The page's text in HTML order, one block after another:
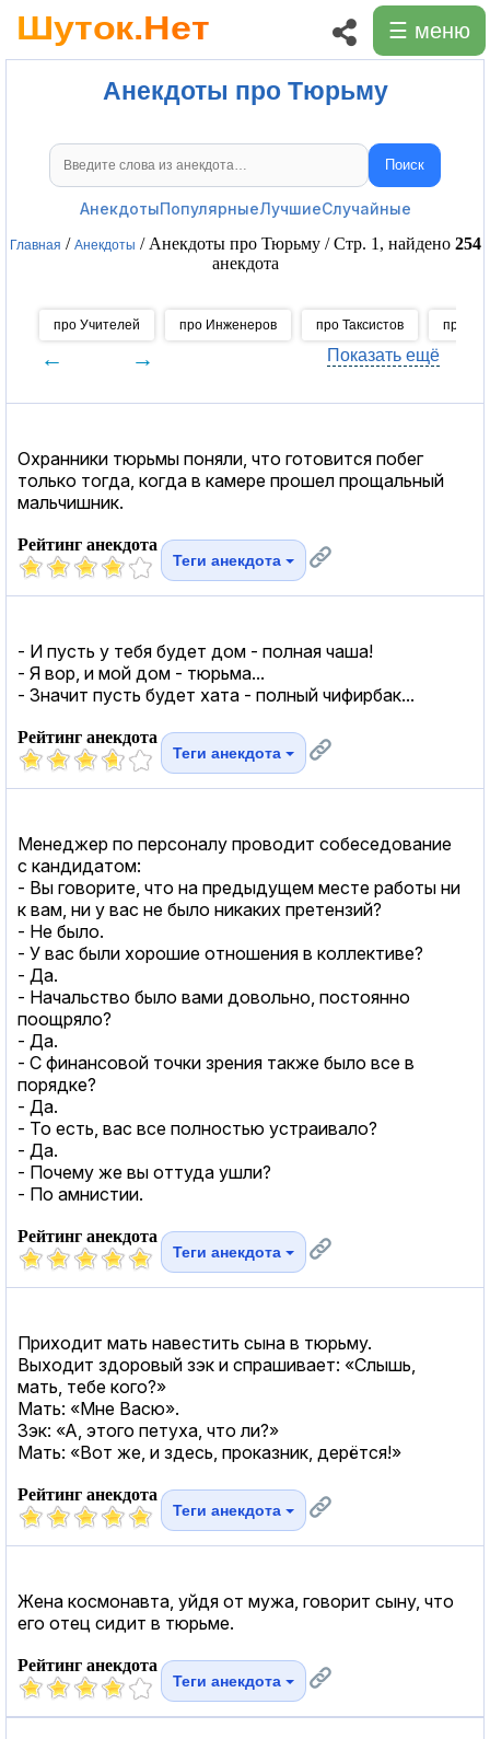
☰ меню
Анекдоты про Тюрьму
Поиск анекдотов Поиск
АнекдотыПопулярныеЛучшиеСлучайные
Главная / Анекдоты / Анекдоты про Тюрьму / Стр. 1, найдено 254
анекдота
про Учителей про Инженеров про Таксистов про
← → Показать ещё
Охранники тюрьмы поняли, что готовится побег
только тогда, когда в камере прошел прощальный
мальчишник.
Рейтинг анекдота
Теги анекдота
- И пусть у тебя будет дом - полная чаша!
- Я вор, и мой дом - тюрьма...
- Значит пусть будет хата - полный чифирбак...
Рейтинг анекдота
Теги анекдота
Менеджер по персоналу проводит собеседование
с кандидатом:
- Вы говорите, что на предыдущем месте работы ни
к вам, ни у вас не было никаких претензий?
- Не было.
- У вас были хорошие отношения в коллективе?
- Да.
- Начальство было вами довольно, постоянно
поощряло?
- Да.
- С финансовой точки зрения также было все в
порядке?
- Да.
- То есть, вас все полностью устраивало?
- Да.
- Почему же вы оттуда ушли?
- По амнистии.
Рейтинг анекдота
Теги анекдота
Приходит мать навестить сына в тюрьму.
Выходит здоровый зэк и спрашивает: «Слышь,
мать, тебе кого?»
Мать: «Мне Васю».
Зэк: «А, этого петуха, что ли?»
Мать: «Вот же, и здесь, проказник, дерётся!»
Рейтинг анекдота
Теги анекдота
Жена космонавта, уйдя от мужа, говорит сыну, что
его отец сидит в тюрьме.
Рейтинг анекдота
Теги анекдота